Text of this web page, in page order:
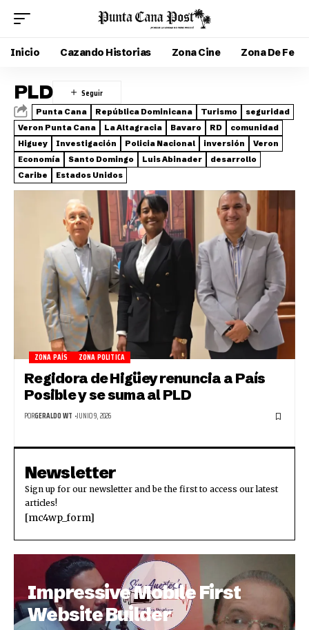
Inicio Cazando Historias Zona Cine Zona De Fe
PLD
Punta Cana República Dominicana Turismo
seguridad
Veron Punta Cana
La Altagracia Bavaro RD
comunidad
Higuey
Investigación Policia Nacional inversión
Veron
Economía
Santo Domingo Luis Abinader
desarrollo
Caribe
Estados Unidos
ZONA PAÍS ZONA POLITICA
Regidora de Higüey renuncia a País
Posible y se suma al PLD
PORGERALDO WT JUNIO 9, 2026
Newsletter
Sign up for our newsletter and be the first to access our latest
articles!
[mc4wp_form]
Impressive Mobile First
Website Builder